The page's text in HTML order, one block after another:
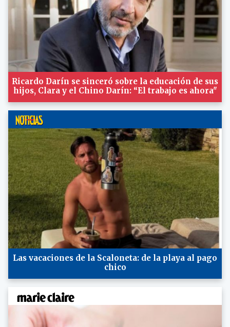
Ricardo Darín se sinceró sobre la educación de sus
hijos, Clara y el Chino Darín: “El trabajo es ahora"
Las vacaciones de la Scaloneta: de la playa al pago
chico